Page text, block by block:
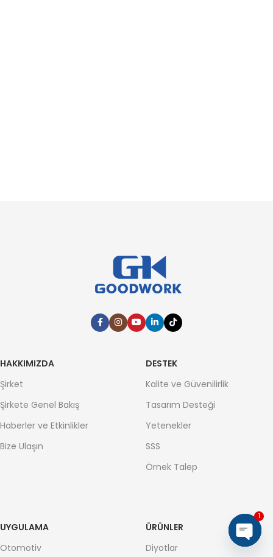
HAKKIMIZDA
Şirket
Şirkete Genel Bakış
Haberler ve Etkinlikler
Bize Ulaşın
DESTEK
Kalite ve Güvenilirlik
Tasarım Desteği
Yetenekler
SSS
Örnek Talep
UYGULAMA
Otomotiv
ÜRÜNLER
Diyotlar
1